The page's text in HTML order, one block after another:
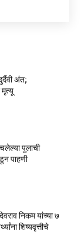
अंत;
मृत्यू
पुलाची
पाहणी
निकम यांच्या ७
शिष्यवृत्तीचे